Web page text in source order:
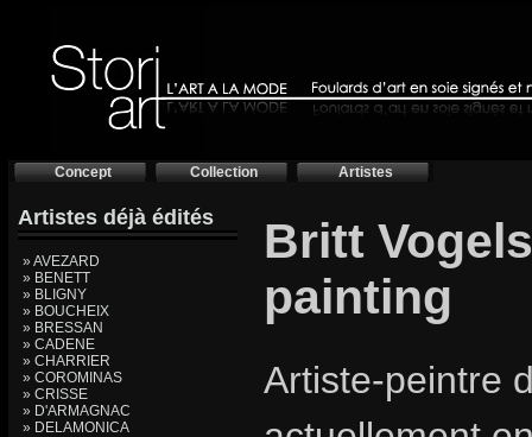
Concept Collection Artistes
Artistes déjà édités
» AVEZARD
» BENETT
» BLIGNY
» BOUCHEIX
» BRESSAN
» CADENE
» CHARRIER
» COROMINAS
» CRISSE
» D'ARMAGNAC
» DELAMONICA
Britt
painting
Artiste-peintre